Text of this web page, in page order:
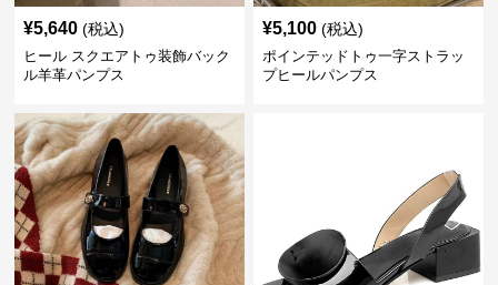
¥5,640 (税込)
ヒール スクエアトゥ装飾バック
ル羊革パンプス
¥5,100 (税込)
ポインテッドトゥ一字ストラッ
プヒールパンプス